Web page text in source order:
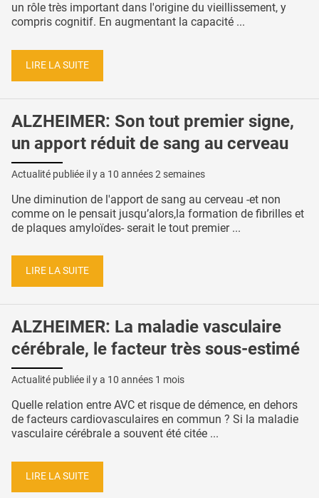
un rôle très important dans l'origine du vieillissement, y
compris cognitif. En augmentant la capacité ...
LIRE LA SUITE
ALZHEIMER: Son tout premier signe,
un apport réduit de sang au cerveau
Actualité publiée il y a 10 années 2 semaines
Une diminution de l'apport de sang au cerveau -et non
comme on le pensait jusqu’alors,la formation de fibrilles et
de plaques amyloïdes- serait le tout premier ...
LIRE LA SUITE
ALZHEIMER: La maladie vasculaire
cérébrale, le facteur très sous-estimé
Actualité publiée il y a 10 années 1 mois
Quelle relation entre AVC et risque de démence, en dehors
de facteurs cardiovasculaires en commun ? Si la maladie
vasculaire cérébrale a souvent été citée ...
LIRE LA SUITE